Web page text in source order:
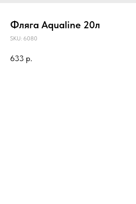
Фляга Aqualine 20л
SKU: 6080
633 р.